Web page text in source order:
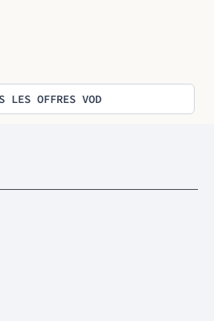
LES OFFRES VOD